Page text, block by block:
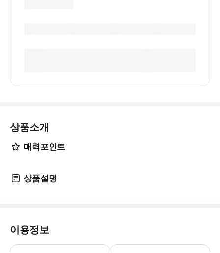
상품소개
매력포인트
상품설명
이용정보
📍미팅 안내 - 장소 : 런던 지하철